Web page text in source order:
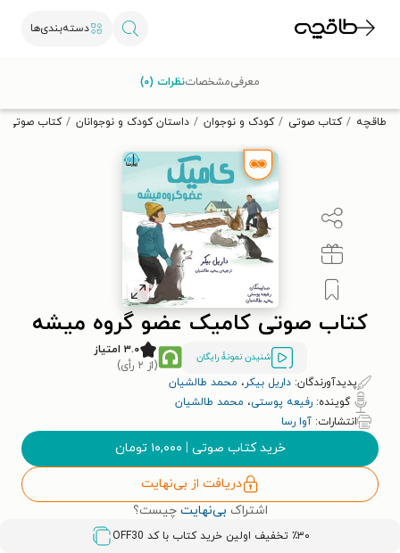
دسته‌بندی‌ها
تخفیف از طاقچه دریافت کن.
طاقچه کتاب صوتی کودک و نوجوان داستان کودک و نوجوانان کتاب صوتی
کتاب صوتی کامیک عضو گروه میشه
شنیدن نمونۀ رایگان
۳.۰ امتیاز
(از ۲ رأی)
پدیدآورندگان: داریل بیکر، محمد طالشیان
گوینده: رفیعه پوستی، محمد طالشیان
انتشارات: آوا رسا
خرید کتاب صوتی | ۱۰,۰۰۰ تومان
دریافت از بی‌نهایت
اشتراک بی‌نهایت چیست؟
٪۳۰ تخفیف اولین خرید کتاب با کد OFF30
معرفیمشخصاتنظرات (۰)